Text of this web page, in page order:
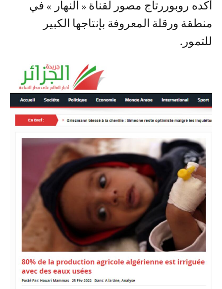
أكده روبوررتاج مصور لقناة « النهار » في
منطقة ورقلة المعروفة بإنتاجها الكبير
للتمور.